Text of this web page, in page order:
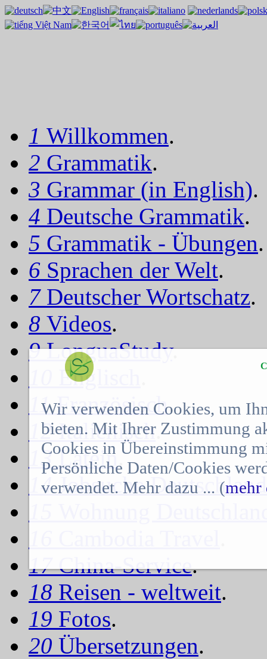
1 Willkommen.
2 Grammatik.
3 Grammar (in English).
4 Deutsche Grammatik.
5 Grammatik - Übungen.
6 Sprachen der Welt.
7 Deutscher Wortschatz.
8 Videos.
9LonguaStudy.
Englisch
11Französisch.
12Italienisch.
13Latein .
14Jobsuche Deutschland
17China-Service.
18 Reisen - weltweit.
19 Fotos.
20 Übersetzungen.
Wir verwenden Cookies, um
bieten. Mit Ihrer Zustimmung
Cookies in Übereinstimmung
Persönliche Daten/Cookies
verwendet. Mehr dazu ... (mehr